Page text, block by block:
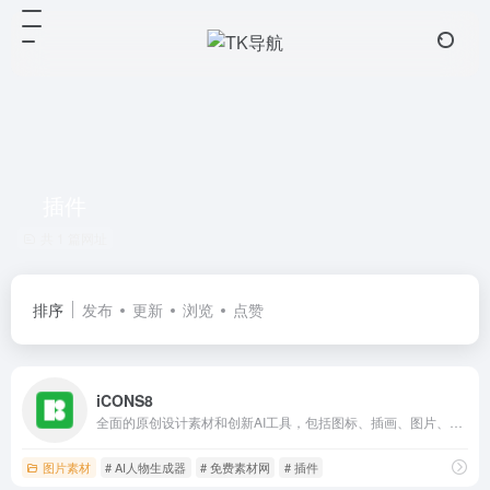
排序 发布 更新 浏览 点赞
iCONS8
图片素材 # AI人物生成器 # 免费素材网 # 插件